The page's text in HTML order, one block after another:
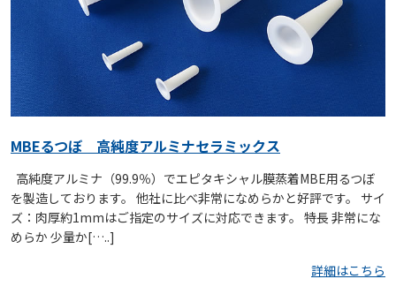
MBEるつぼ 高純度アルミナセラミックス
高純度アルミナ（99.9％）でエピタキシャル膜蒸着MBE用るつぼ
を製造しております。 他社に比べ非常になめらかと好評です。 サイ
ズ：肉厚約1mmはご指定のサイズに対応できます。 特長 非常にな
めらか 少量か[…..]
詳細はこちら